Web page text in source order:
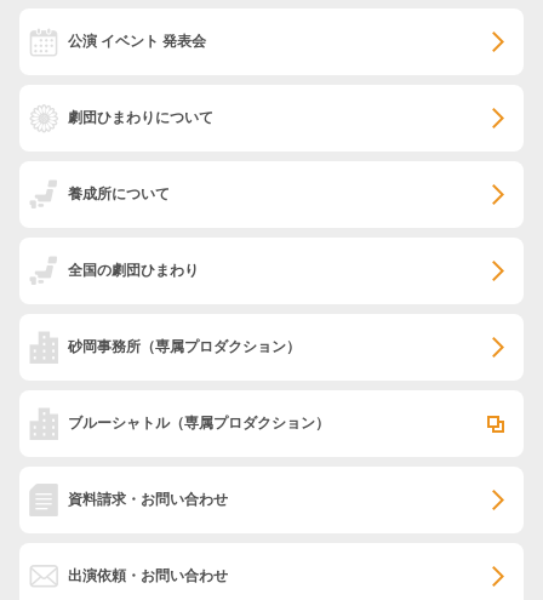
公演 イベント 発表会
劇団ひまわりについて
養成所について
全国の劇団ひまわり
砂岡事務所 （専属プロダクション）
ブルーシャトル（専属プロダクション）
資料請求・お問い合わせ
出演依頼・お問い合わせ